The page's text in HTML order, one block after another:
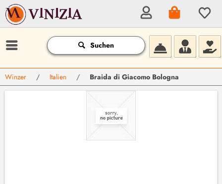
Suchen
Winzer / Italien / Braida di Giacomo Bologna